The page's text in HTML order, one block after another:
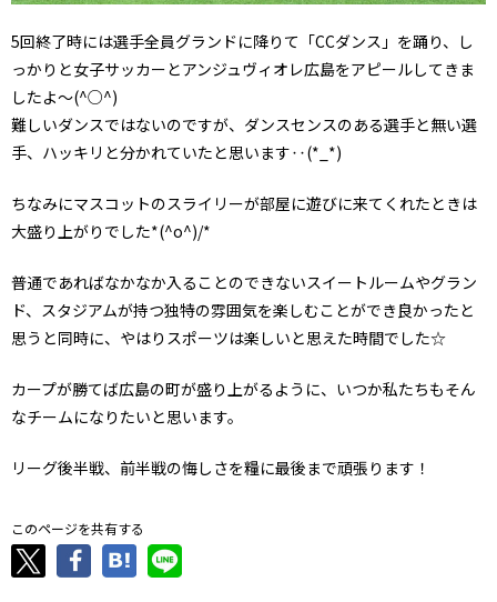
5回終了時には選手全員グランドに降りて「CCダンス」を踊り、し
っかりと女子サッカーとアンジュヴィオレ広島をアピールしてきま
したよ～(^○^)
難しいダンスではないのですが、ダンスセンスのある選手と無い選
手、ハッキリと分かれていたと思います‥(*_*)
ちなみにマスコットのスライリーが部屋に遊びに来てくれたときは
大盛り上がりでした*(^o^)/*
普通であればなかなか入ることのできないスイートルームやグラン
ド、スタジアムが持つ独特の雰囲気を楽しむことができ良かったと
思うと同時に、やはりスポーツは楽しいと思えた時間でした☆
カープが勝てば広島の町が盛り上がるように、いつか私たちもそん
なチームになりたいと思います。
リーグ後半戦、前半戦の悔しさを糧に最後まで頑張ります！
このページを共有する